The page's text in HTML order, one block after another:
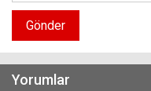
Gönder
Yorumlar